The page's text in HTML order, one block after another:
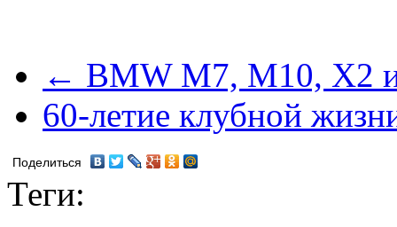
← BMW M7, M10, X2
60-летие клубной
Поделиться
Теги: